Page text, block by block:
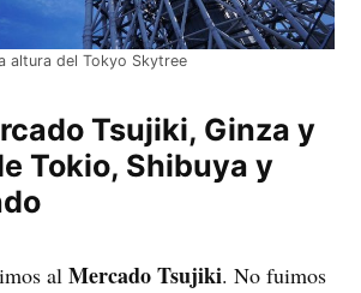
altura del Tokyo Skytree
Tsujiki, Ginza y
Tokio, Shibuya y
alMercado Tsujiki. No fuimos